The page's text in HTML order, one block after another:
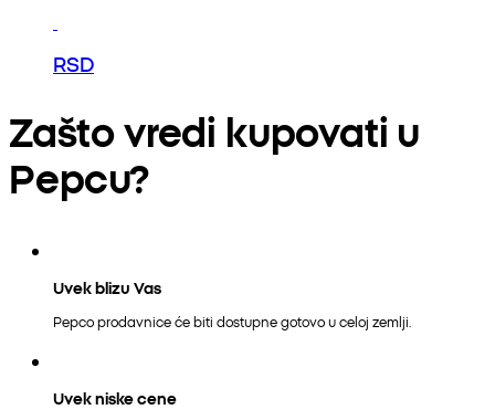
RSD
Zašto vredi kupovati u
Pepcu?
Uvek blizu Vas
Pepco prodavnice će biti dostupne gotovo u celoj zemlji.
Uvek niske cene